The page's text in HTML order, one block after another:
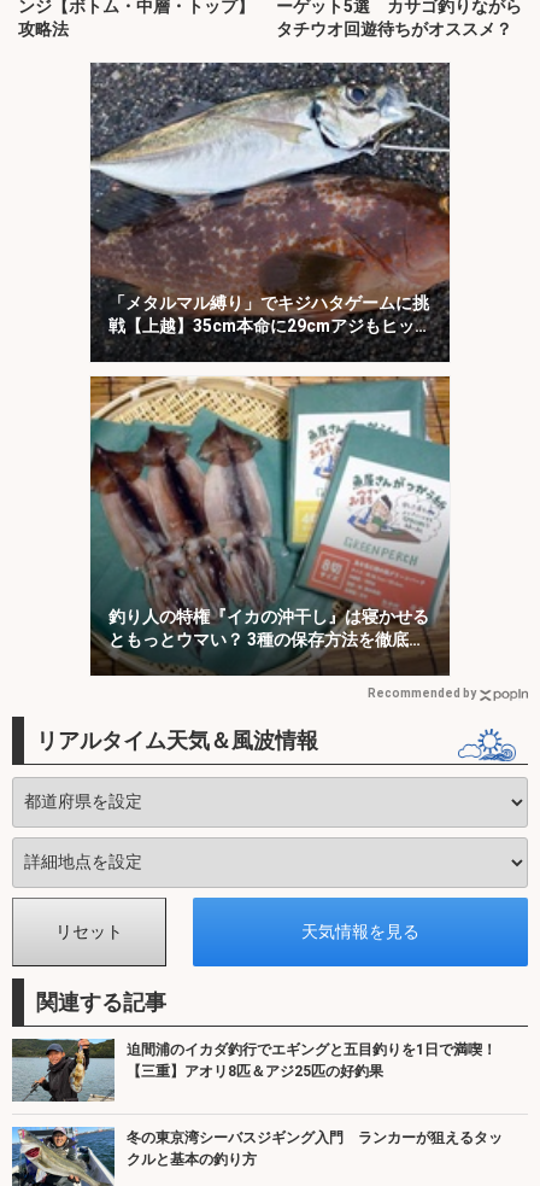
ンジ【ボトム・中層・トップ】
攻略法
ーゲット5選 カサゴ釣りながら
タチウオ回遊待ちがオススメ？
「メタルマル縛り」でキジハタゲームに挑
戦【上越】35cm本命に29cmアジもヒッ
ト！
釣り人の特権『イカの沖干し』は寝かせる
ともっとウマい？ 3種の保存方法を徹底検
証
Recommended by
リアルタイム天気＆風波情報
関連する記事
迫間浦のイカダ釣行でエギングと五目釣りを1日で満喫！
【三重】アオリ8匹＆アジ25匹の好釣果
冬の東京湾シーバスジギング入門 ランカーが狙えるタッ
クルと基本の釣り方